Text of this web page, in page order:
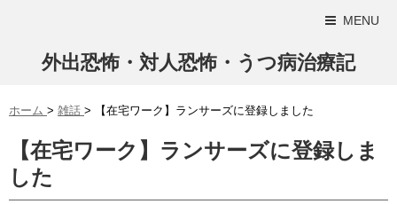
MENU
外出恐怖・対人恐怖・うつ病治療記
ホーム > 雑話 > 【在宅ワーク】ランサーズに登録しました
【在宅ワーク】ランサーズに登録しま
した